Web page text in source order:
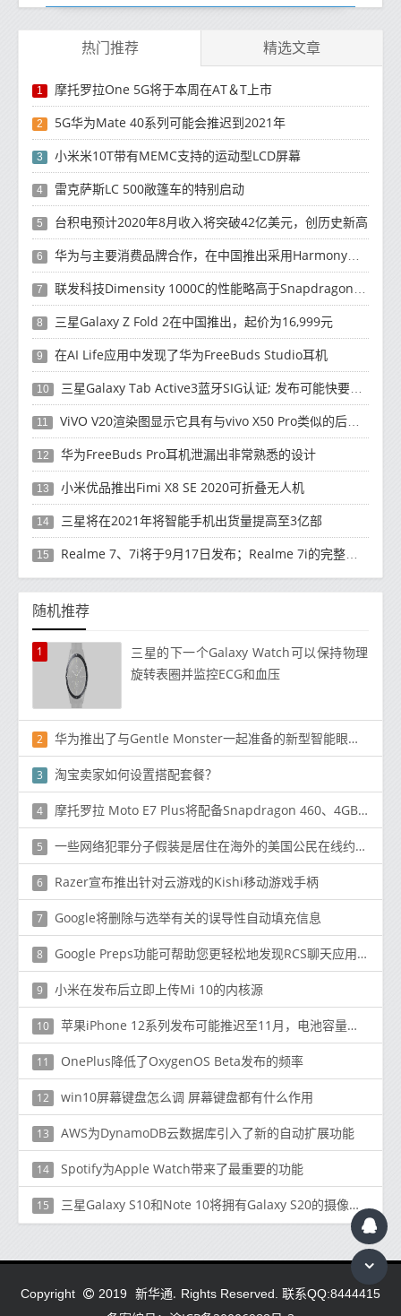
热门推荐 精选文章
1 摩托罗拉One 5G将于本周在AT＆T上市
2 5G华为Mate 40系列可能会推迟到2021年
3 小米米10T带有MEMC支持的运动型LCD屏幕
4 雷克萨斯LC 500敞篷车的特别启动
5 台积电预计2020年8月收入将突破42亿美元，创历史新高
6 华为与主要消费品牌合作，在中国推出采用HarmonyOS 2.0的智能家居产品
7 联发科技Dimensity 1000C的性能略高于Snapdragon 765G
8 三星Galaxy Z Fold 2在中国推出，起价为16,999元
9 在AI Life应用中发现了华为FreeBuds Studio耳机
10 三星Galaxy Tab Active3蓝牙SIG认证; 发布可能快要结束了
11 ViVO V20渲染图显示它具有与vivo X50 Pro类似的后部设计
12 华为FreeBuds Pro耳机泄漏出非常熟悉的设计
13 小米优品推出Fimi X8 SE 2020可折叠无人机
14 三星将在2021年将智能手机出货量提高至3亿部
15 Realme 7、7i将于9月17日发布；Realme 7i的完整规格并导致泄漏
随机推荐
1
三星的下一个Galaxy Watch可以保持物理
旋转表圈并监控ECG和血压
2 华为推出了与Gentle Monster一起准备的新型智能眼镜Eyewear II
3 淘宝卖家如何设置搭配套餐？
4 摩托罗拉 Moto E7 Plus将配备Snapdragon 460、4GB RAM和48MP双后置摄像头
5 一些网络犯罪分子假装是居住在海外的美国公民在线约会网站建立关
6 Razer宣布推出针对云游戏的Kishi移动游戏手柄
7 Google将删除与选举有关的误导性自动填充信息
8 Google Preps功能可帮助您更轻松地发现RCS聊天应用程序
9 小米在发布后立即上传Mi 10的内核源
10 苹果iPhone 12系列发布可能推迟至11月，电池容量泄漏
11 OnePlus降低了OxygenOS Beta发布的频率
12 win10屏幕键盘怎么调 屏幕键盘都有什么作用
13 AWS为DynamoDB云数据库引入了新的自动扩展功能
14 Spotify为Apple Watch带来了最重要的功能
15 三星Galaxy S10和Note 10将拥有Galaxy S20的摄像头功能
Copyright 2019 新华通. Rights Reserved. 联系QQ:8444415